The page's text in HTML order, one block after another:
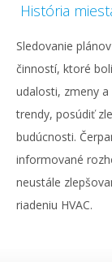
História
Sledovanie
činností, ktoré
udalosti, zmeny
trendy, posúdiť
budúcnosti.
informované
neustále
riadeniu HVAC.